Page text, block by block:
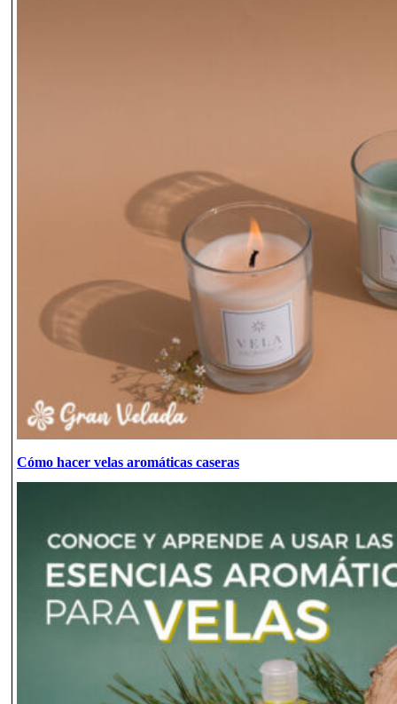
Cómo hacer velas aromáticas caseras